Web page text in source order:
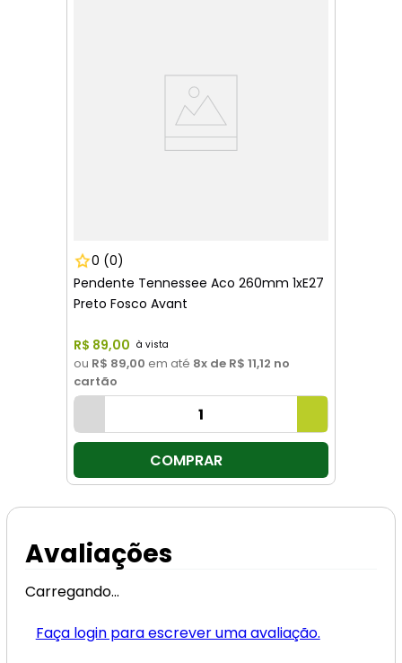
0 (0)
Pendente Tennessee Aco 260mm 1xE27
Preto Fosco Avant
R$ 89,00
ou R$ 89,00 em até 8x de R$ 11,12 no
cartão
COMPRAR
Avaliações
Carregando…
Faça login para escrever uma avaliação.